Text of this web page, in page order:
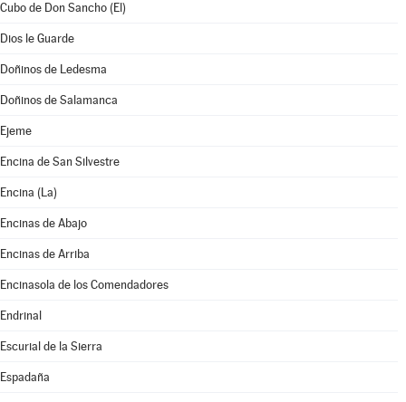
Cubo de Don Sancho (El)
Dios le Guarde
Doñinos de Ledesma
Doñinos de Salamanca
Ejeme
Encina de San Silvestre
Encina (La)
Encinas de Abajo
Encinas de Arriba
Encinasola de los Comendadores
Endrinal
Escurial de la Sierra
Espadaña